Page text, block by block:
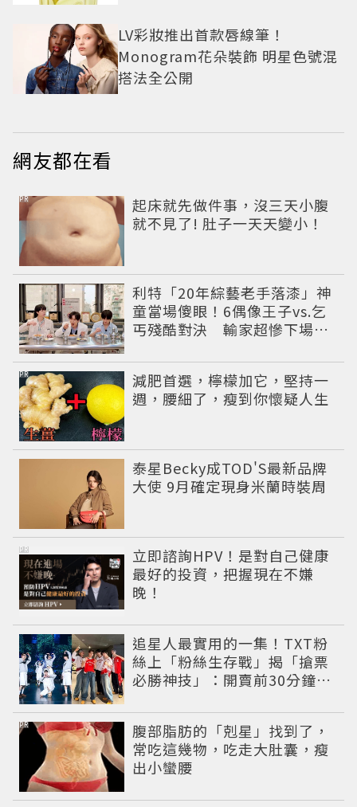
LV彩妝推出首款唇線筆！
Monogram花朵裝飾 明星色號混
搭法全公開
網友都在看
起床就先做件事，沒三天小腹
就不見了! 肚子一天天變小！
PR
利特「20年綜藝老手落漆」神
童當場傻眼！6偶像王子vs.乞
丐殘酷對決 輸家超慘下場出
減肥首選，檸檬加它，堅持一
週，腰細了，瘦到你懷疑人生
PR
泰星Becky成TOD'S最新品牌
大使 9月確定現身米蘭時裝周
立即諮詢HPV！是對自己健康
最好的投資，把握現在不嫌
晚！
PR
追星人最實用的一集！TXT粉
絲上「粉絲生存戰」揭「搶票
必勝神技」：開賣前30分鐘手
腹部脂肪的「剋星」找到了，
常吃這幾物，吃走大肚囊，瘦
出小蠻腰
PR